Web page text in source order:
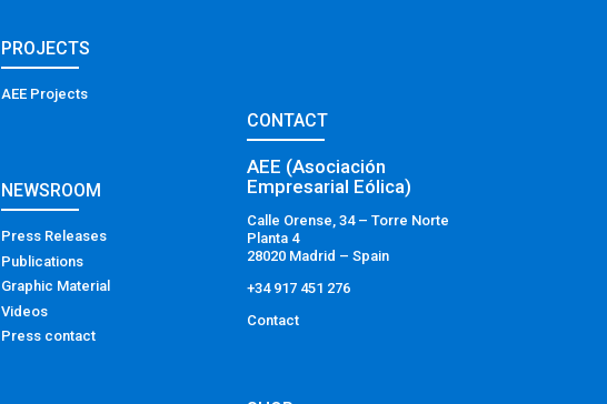
PROJECTS
AEE Projects
NEWSROOM
Press Releases
Publications
Graphic Material
Videos
Press contact
CONTACT
AEE (Asociación
Empresarial Eólica)
Calle Orense, 34 – Torre Norte
Planta 4
28020 Madrid – Spain
+34 917 451 276
Contact